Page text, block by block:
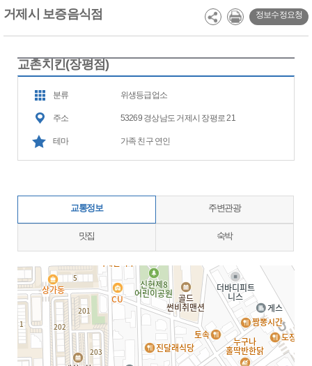
거제시 보증음식점 정보수정요청
교촌치킨(장평점)
분류 위생등급업소
주소 53269 경상남도 거제시 장평로 21
테마 가족 친구 연인
교통정보 주변관광
맛집 숙박
지도삽입 (가로100%)